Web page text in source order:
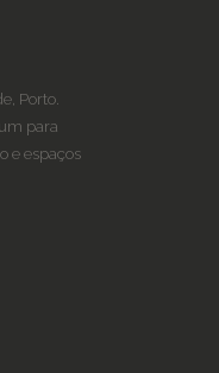
Porto.
para
e espaços